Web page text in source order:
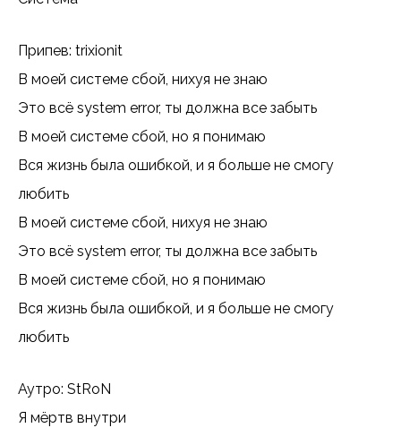
Припев: trixionit
В моей системе сбой, нихуя не знаю
Это всё system error, ты должна все забыть
В моей системе сбой, но я понимаю
Вся жизнь была ошибкой, и я больше не смогу
любить
В моей системе сбой, нихуя не знаю
Это всё system error, ты должна все забыть
В моей системе сбой, но я понимаю
Вся жизнь была ошибкой, и я больше не смогу
любить
Аутро: StRoN
Я мёртв внутри